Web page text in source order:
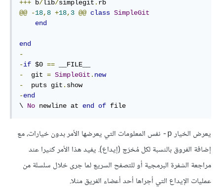
+++ b/lib/simplegit .
@@
-18, 8 +18, 3 @@ class SimpleGit
end
end
-
-if $0 ==
-
  git
= SimpleGit . new
-
  puts git
.
-end
\ No newline at end of file
يعرض الخيار p-
نفس المعلومات التي يعرضها الأمر بدون خيارات، مع
إضافة الفروق بالنسبة لكل مُخرَج (إيداع). يفيد هذا الأمر كثيرا عند
مراجعة الشفرة البرمجية أو للتصفح السريع لما جرى خلال سلسلة من
عمليات الإيداع التي أجراها أحد أعضاء الفريق مثلا.